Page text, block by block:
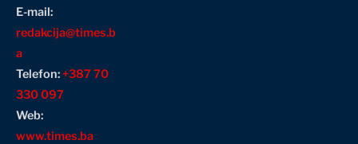
E-mail:
redakcija@times.b
a
Telefon:+387 70
330 097
Web:
www.times.ba